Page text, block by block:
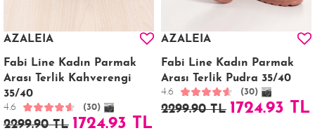
AZALEIA
Fabi Line Kadın Parmak
Arası Terlik Kahverengi
35/40
4.6 (30)
2299.90 TL 1724.93 TL
AZALEIA
Fabi Line Kadın Parmak
Arası Terlik Pudra 35/40
4.6 (30)
2299.90 TL 1724.93 TL